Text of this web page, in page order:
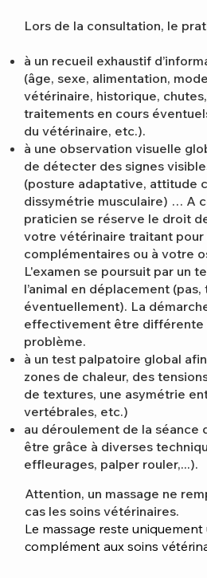
Lors de la consultation, le
à un recueil exhaustif
(âge, sexe, alimentation,
vétérinaire, historique,
traitements en cours
du vétérinaire, etc.).
à une observation visuelle
de détecter des signes
(posture adaptative, attitude
dissymétrie musculaire) … A
praticien se réserve le droit
votre vétérinaire traitant pour
complémentaires ou à votre
L'examen se poursuit par un
l’animal en déplacement
éventuellement). La
effectivement être différente
problème.
à un test palpatoire global
zones de chaleur, des
de textures, une asymétrie
vertébrales, etc.)
au déroulement de la séance
être grâce à diverses
effleurages, palper rouler,...).
Attention, un massage ne
cas les soins vétérinaires.
Le massage reste
complément aux soins